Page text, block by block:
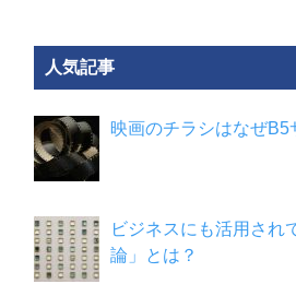
人気記事
映画のチラシはなぜB5
ビジネスにも活用され
論」とは？